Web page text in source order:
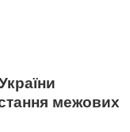
межових